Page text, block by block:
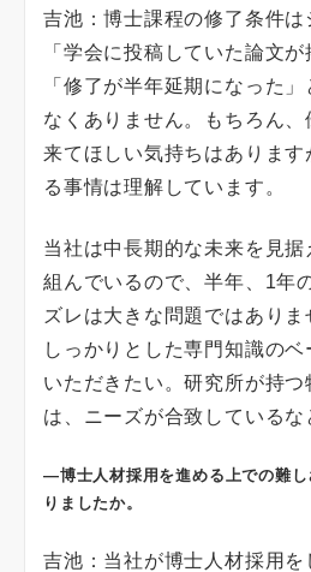
吉池：博士課程の修了条件は
「学会に投稿していた論文が
「修了が半年延期になった
なくありません。もちろん、
来てほしい気持ちはありま
る事情は理解しています。
当社は中長期的な未来を見据
組んでいるので、半年、1年
ズレは大きな問題ではありま
しっかりとした専門知識の
いただきたい。研究所が持つ
は、ニーズが合致しているな
―博士人材採用を進める上での難
りましたか。
吉池：当社が博士人材採用